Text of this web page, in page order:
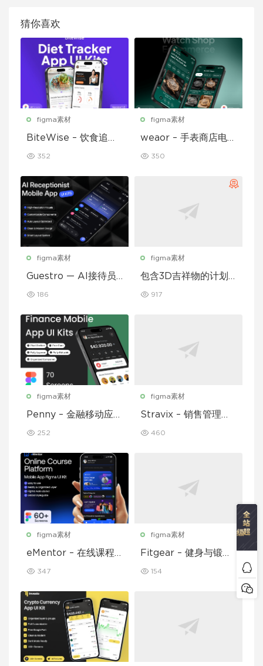
猜你喜欢
figma素材
BiteWise – 饮食追踪
352
figma素材
weaor – 手表商店电子
350
figma素材
Guestro — AI接待员
186
figma素材
包含3D吉祥物的计划
计UI套件
917
figma素材
Penny – 金融移动应用
252
figma素材
Stravix – 销售管理仪
460
figma素材
eMentor – 在线课程
UI Kit
347
figma素材
Fitgear – 健身与锻炼
154